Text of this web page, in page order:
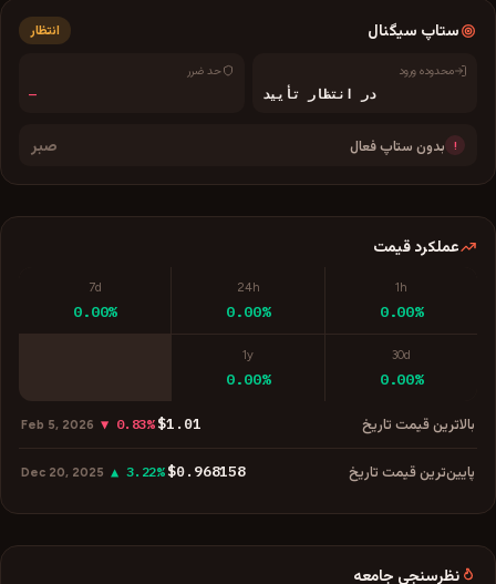
ستاپ سیگنال انتظار
محدوده ورود
در انتظار تأیید
حد ضرر
—
! بدون ستاپ فعال صبر
عملکرد قیمت
1h
0.00%
24h
0.00%
7d
0.00%
30d
0.00%
1y
0.00%
بالاترین قیمت تاریخ $1.01
▼ 0.83%
Feb 5, 2026
پایین‌ترین قیمت تاریخ $0.968158
▲ 3.22%
Dec 20, 2025
نظرسنجی جامعه